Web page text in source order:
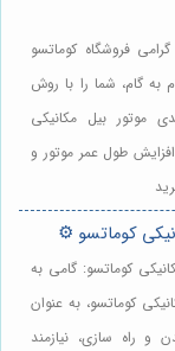
فروشگاه کوماتسو
به گام، شما را با روش
موتور بیل مکانیکی
طول عمر موتور و
کوماتسو ⚙️
کوماتسو: گامی به
کوماتسو، به عنوان
و راه سازی، نیازمند